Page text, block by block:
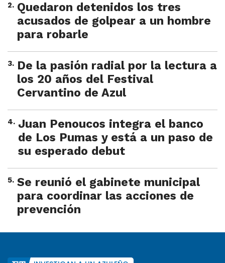
2. Quedaron detenidos los tres
acusados de golpear a un hombre
para robarle
3. De la pasión radial por la lectura a
los 20 años del Festival
Cervantino de Azul
4. Juan Penoucos integra el banco
de Los Pumas y está a un paso de
su esperado debut
5. Se reunió el gabinete municipal
para coordinar las acciones de
prevención